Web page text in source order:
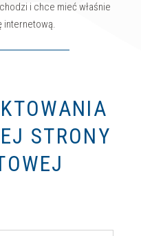
i chce mieć właśnie
internetową.
STRONY